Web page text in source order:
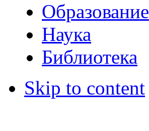
Образование
Наука
Библиотека
Skip to content